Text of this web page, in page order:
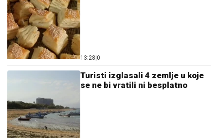
13:28 0
Turisti izglasali 4 zemlje u koje
se ne bi vratili ni besplatno